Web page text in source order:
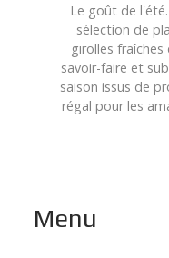
Le goût de
sélection de
girolles
savoir-faire et
saison issus de
régal pour les
Menu